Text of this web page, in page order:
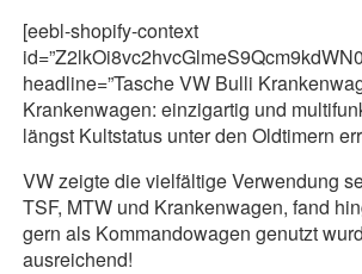
[eebl-shopify-context
headline=”Tasche VW Bulli
Krankenwagen: einzigartig und
längst Kultstatus unter den Oldtimern
VW zeigte die vielfältige Verwendung
TSF, MTW und Krankenwagen, fand
gern als Kommandowagen genutzt
ausreichend!